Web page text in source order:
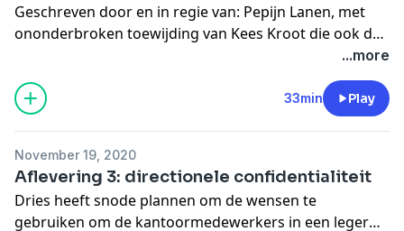
Geschreven door en in regie van: Pepijn Lanen, met
ononderbroken toewijding van Kees Kroot die ook de
Editor van het geheel is, we hebben opgenomen in
Studio Sound Circus. Deze serie is geproduceerd door
Marijke van der Molen van Palentino Media voor de
VPRO. De totstandkoming van Gothrecht was
steun van het NPO-fonds.
...more
33min Play
November 19, 2020
Aflevering 3: directionele confidentialiteit
Dries heeft snode plannen om de wensen te
gebruiken om de kantoormedewerkers in een leger